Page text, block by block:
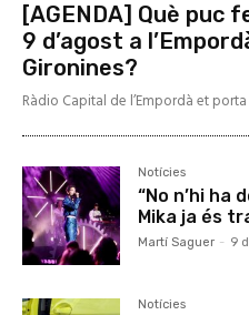
[AGENDA] Què puc
9 d’agost a
Gironines?
Ràdio Capital de l’Empordà et
Notícies
“No n’hi ha
Mika ja és
Martí Saguer - 9
Notícies